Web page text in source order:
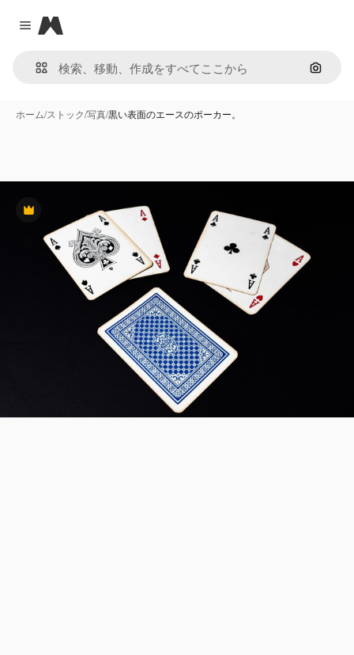
Close menu
Magnific
画像で
ホーム/ストック/写真/黒い表面のエースのポーカー。
Premium